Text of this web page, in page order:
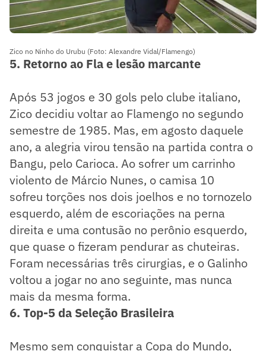
Zico no Ninho do Urubu (Foto: Alexandre Vidal/Flamengo)
5. Retorno ao Fla e lesão marcante
Após 53 jogos e 30 gols pelo clube italiano,
Zico decidiu voltar ao Flamengo no segundo
semestre de 1985. Mas, em agosto daquele
ano, a alegria virou tensão na partida contra o
Bangu, pelo Carioca. Ao sofrer um carrinho
violento de Márcio Nunes, o camisa 10
sofreu torções nos dois joelhos e no tornozelo
esquerdo, além de escoriações na perna
direita e uma contusão no perônio esquerdo,
que quase o fizeram pendurar as chuteiras.
Foram necessárias três cirurgias, e o Galinho
voltou a jogar no ano seguinte, mas nunca
mais da mesma forma.
6. Top-5 da Seleção Brasileira
Mesmo sem conquistar a Copa do Mundo,